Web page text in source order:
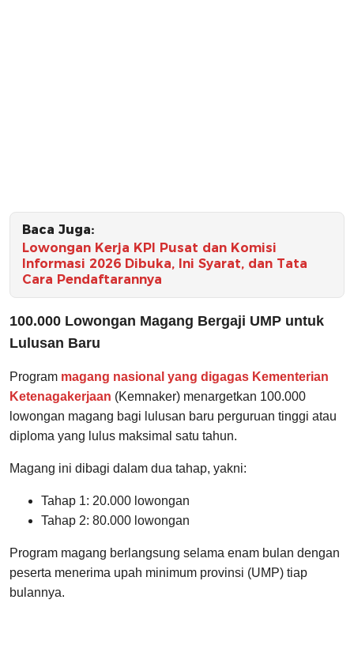
Baca Juga:
Lowongan Kerja KPI Pusat dan Komisi
Informasi 2026 Dibuka, Ini Syarat, dan Tata
Cara Pendaftarannya
100.000 Lowongan Magang Bergaji UMP untuk
Lulusan Baru
Program magang nasional yang digagas Kementerian
Ketenagakerjaan (Kemnaker) menargetkan 100.000
lowongan magang bagi lulusan baru perguruan tinggi atau
diploma yang lulus maksimal satu tahun.
Magang ini dibagi dalam dua tahap, yakni:
Tahap 1: 20.000 lowongan
Tahap 2: 80.000 lowongan
Program magang berlangsung selama enam bulan dengan
peserta menerima upah minimum provinsi (UMP) tiap
bulannya.